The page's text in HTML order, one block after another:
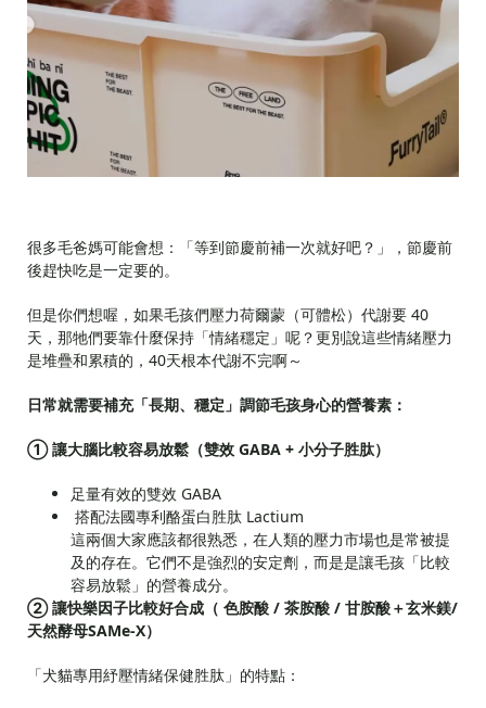
很多毛爸媽可能會想：「等到節慶前補一次就好吧？」，節慶前
後趕快吃是一定要的。
但是你們想喔，如果毛孩們壓力荷爾蒙（可體松）代謝要 40
天，那牠們要靠什麼保持「情緒穩定」呢？更別說這些情緒壓力
是堆疊和累積的，40天根本代謝不完啊～
日常就需要補充「長期、穩定」調節毛孩身心的營養素：
① 讓大腦比較容易放鬆（雙效 GABA + 小分子胜肽）
足量有效的雙效 GABA
搭配法國專利酪蛋白胜肽 Lactium
這兩個大家應該都很熟悉，在人類的壓力市場也是常被提
及的存在。它們不是強烈的安定劑，而是是讓毛孩「比較
容易放鬆」的營養成分。
② 讓快樂因子比較好合成（ 色胺酸 / 茶胺酸 / 甘胺酸＋玄米鎂/
天然酵母SAMe-X）
「犬貓專用紓壓情緒保健胜肽」的特點：